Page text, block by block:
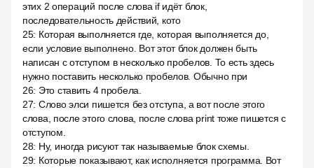
этих 2 операций после слова if идёт блок,
последовательность действий, кото
25: Которая выполняется где, которая выполняется до,
если условие выполнено. Вот этот блок должен быть
написан с отступом в несколько пробелов. То есть здесь
нужно поставить несколько пробелов. Обычно при
26: Это ставить 4 пробела.
27: Слово элси пишется без отступа, а вот после этого
слова, после этого слова, после слова print тоже пишется с
отступом.
28: Ну, иногда рисуют так называемые блок схемы.
29: Которые показывают, как исполняется программа. Вот